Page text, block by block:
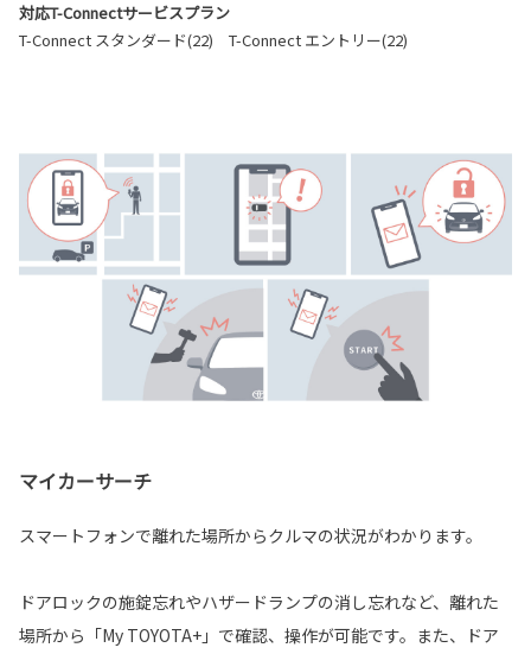
対応T-Connectサービスプラン
T-Connect スタンダード(22) T-Connect エントリー(22)
マイカーサーチ
スマートフォンで離れた場所からクルマの状況がわかります。
ドアロックの施錠忘れやハザードランプの消し忘れなど、離れた
場所から「My TOYOTA+」で確認、操作が可能です。また、ドア